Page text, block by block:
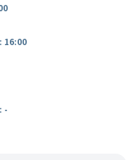
: 16:00
: -